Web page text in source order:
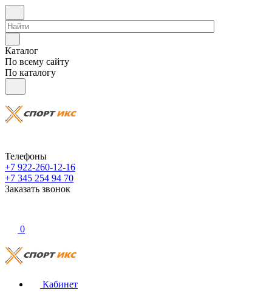
Каталог
По всему сайту
По каталогу
Телефоны
+7 922-260-12-16
+7 345 254 94 70
Заказать звонок
0
Кабинет